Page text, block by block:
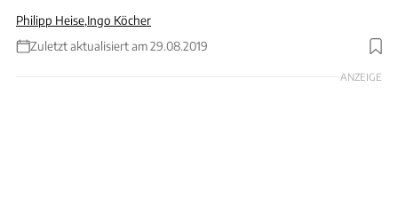
Philipp Heise,Ingo Köcher
Zuletzt aktualisiert am 29.08.2019
ANZEIGE